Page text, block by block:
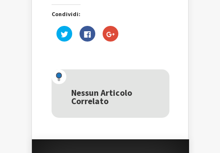
Condividi:
Fai
clic
Twitter
una
nuova
finestra)
Fai
clic
(Si
nuova
finestra)
Fai
clic
Google+
una
nuova
Nessun Articolo
Correlato